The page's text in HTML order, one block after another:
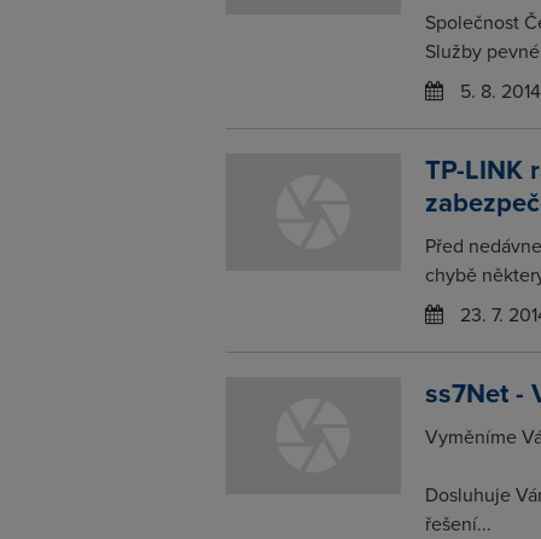
Společnost
Služby
5. 8. 2014
TP-LINK
Před
chybě
23. 7.
ss7Net -
Vyměníme
Dosluhuje
řešení...